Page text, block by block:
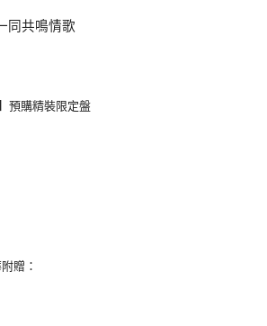
同共鳴情歌
預購精裝限定盤
贈：